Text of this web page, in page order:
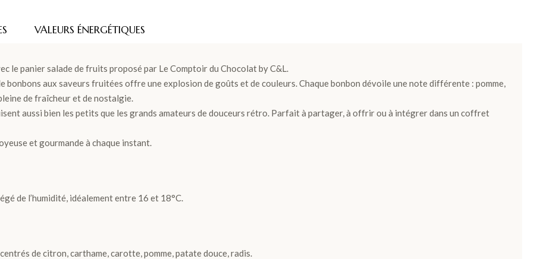
VALEURS ÉNERGÉTIQUES
le panier salade de fruits proposé par Le Comptoir du Chocolat by C&L.
bonbons aux saveurs fruitées offre une explosion de goûts et de couleurs. Chaque bonbon dévoile une note différente : pomme,
de fraîcheur et de nostalgie.
aussi bien les petits que les grands amateurs de douceurs rétro. Parfait à partager, à offrir ou à intégrer dans un coffret
et gourmande à chaque instant.
de l’humidité, idéalement entre 16 et 18°C.
de citron, carthame, carotte, pomme, patate douce, radis.